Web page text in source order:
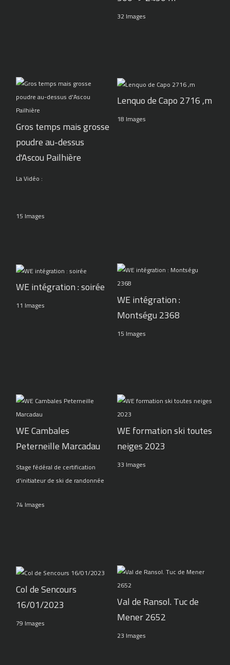
32 Images
Gros temps mais grosse
poudre au-dessus
d'Ascou Pailhière
La Vidéo :
15 Images
Lenquo de Capo 2716 ,m
18 Images
WE intégration : soirée
11 Images
WE intégration :
Montségu 2368
15 Images
WE Cambales
Peterneille Marcadau
Stage fédéral de certification
d'initiateur de ski de randonnée
74 Images
WE formation ski toutes
neiges 2023
33 Images
Col de Sencours
16/01/2023
79 Images
Val de Ransol. Tuc de
Mener 2652
23 Images